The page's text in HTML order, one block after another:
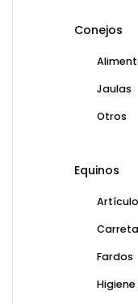
Conejos
Jaulas
Otros
Equinos
Fardos